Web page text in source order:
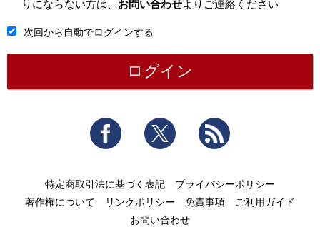
りにならない方は、 お問い合わせよりご連絡ください
次回から自動でログインする
Facebook Twitter
特定商取引法に基づく表記
プライバシーポリシー
著作権について
リンクポリシー 免責事項
ご利用ガイド
お問い合わせ